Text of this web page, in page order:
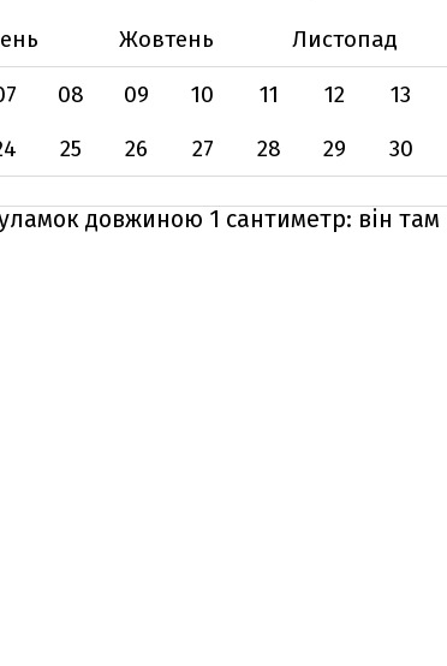
Жовтень Листопад
08 09 10 11 12 13
25 26 27 28 29 30
довжиною 1 сантиметр: він там